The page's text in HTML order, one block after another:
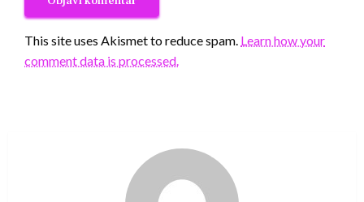
This site uses Akismet to reduce spam. Learn how your
comment data is processed.